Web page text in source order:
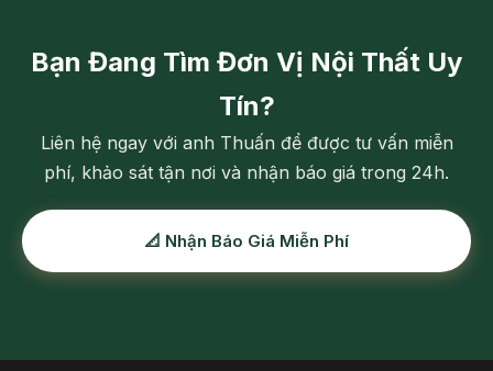
Bạn Đang Tìm Đơn Vị Nội Thất Uy
Tín?
Liên hệ ngay với anh Thuấn để được tư vấn miễn
phí, khảo sát tận nơi và nhận báo giá trong 24h.
📐 Nhận Báo Giá Miễn Phí